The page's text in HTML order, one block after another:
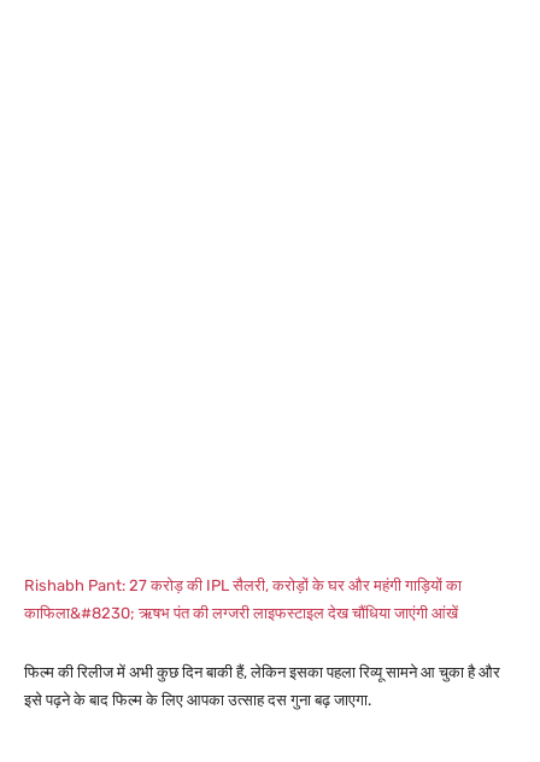
Rishabh Pant: 27 करोड़ की IPL सैलरी, करोड़ों के घर और महंगी गाड़ियों का
काफिला&#8230; ऋषभ पंत की लग्जरी लाइफस्टाइल देख चौंधिया जाएंगी आंखें
फिल्म की रिलीज में अभी कुछ दिन बाकी हैं, लेकिन इसका पहला रिव्यू सामने आ चुका है और
इसे पढ़ने के बाद फिल्म के लिए आपका उत्साह दस गुना बढ़ जाएगा.